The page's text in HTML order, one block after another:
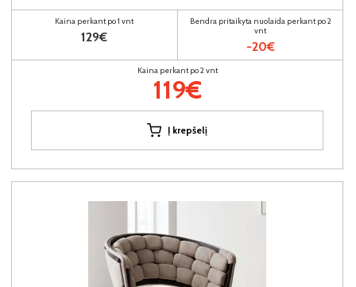
Kaina perkant po 1 vnt
129€
Bendra pritaikyta nuolaida perkant po 2
vnt
-20€
Kaina perkant po 2 vnt
119€
Į krepšelį